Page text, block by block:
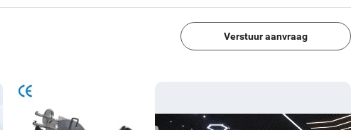
Verstuur aanvraag